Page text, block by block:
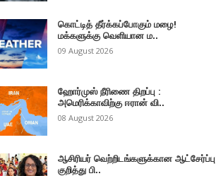
கொட்டித் தீர்க்கப்போகும் மழை!
மக்களுக்கு வெளியான ம..
09 August 2026
ஹோர்முஸ் நீரிணை திறப்பு :
அமெரிக்காவிற்கு ஈரான் வி..
08 August 2026
ஆசிரியர் வெற்றிடங்களுக்கான ஆட்சேர்ப்பு
குறித்து பி..